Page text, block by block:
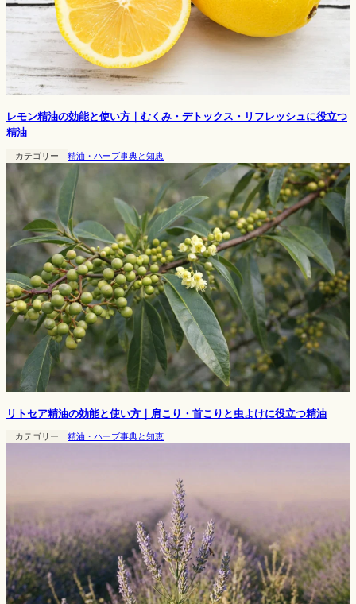
レモン精油の効能と使い方｜むくみ・デトックス・リフレッシュに役立つ
精油
カテゴリー 精油・ハーブ事典と知恵
リトセア精油の効能と使い方｜肩こり・首こりと虫よけに役立つ精油
カテゴリー 精油・ハーブ事典と知恵